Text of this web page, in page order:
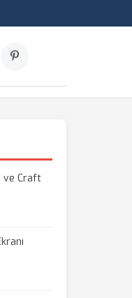
ve Craft